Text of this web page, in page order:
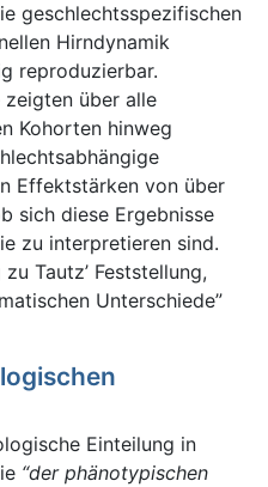
geschlechtsspezifischen
Hirndynamik
reproduzierbar.
zeigten über alle
Kohorten hinweg
Effektstärken von über
sich diese Ergebnisse
zu interpretieren sind.
Tautz’ Feststellung,
Unterschiede”
Einteilung in
“der phänotypischen